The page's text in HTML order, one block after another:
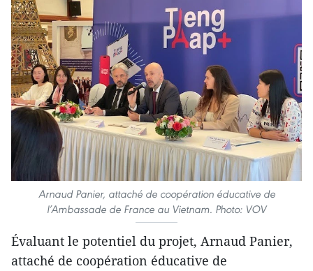
Arnaud Panier, attaché de coopération éducative de
l’Ambassade de France au Vietnam. Photo: VOV
Évaluant le potentiel du projet, Arnaud Panier,
attaché de coopération éducative de